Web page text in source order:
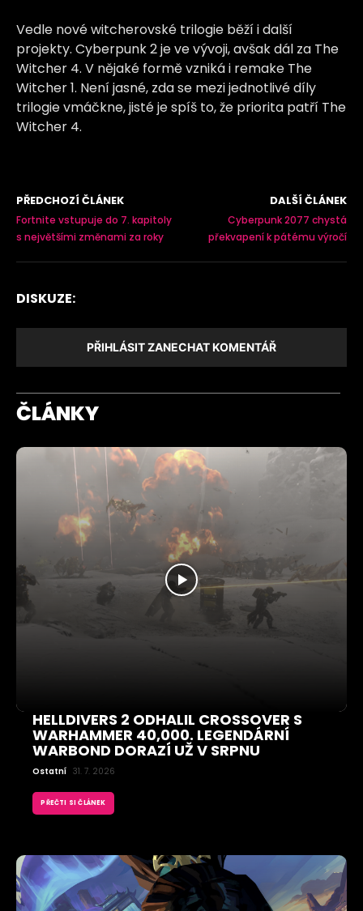
Vedle nové witcherovské trilogie běží i další
projekty. Cyberpunk 2 je ve vývoji, avšak dál za The
Witcher 4. V nějaké formě vzniká i remake The
Witcher 1. Není jasné, zda se mezi jednotlivé díly
trilogie vmáčkne, jisté je spíš to, že priorita patří The
Witcher 4.
PŘEDCHOZÍ ČLÁNEK
Fortnite vstupuje do 7. kapitoly
s největšími změnami za roky
DALŠÍ ČLÁNEK
Cyberpunk 2077 chystá
překvapení k pátému výročí
DISKUZE:
PŘIHLÁSIT ZANECHAT KOMENTÁŘ
ČLÁNKY
HELLDIVERS 2 ODHALIL CROSSOVER S
WARHAMMER 40,000. LEGENDÁRNÍ
WARBOND DORAZÍ UŽ V SRPNU
Ostatní 31. 7. 2026
PŘEČTI SI ČLÁNEK